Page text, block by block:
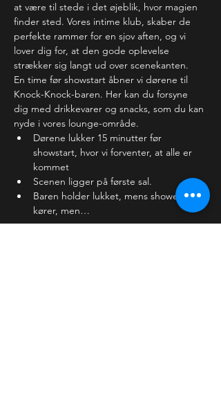
at være til stede i det øjeblik, hvor magien
finder sted. Vores intime klub, skaber de
perfekte rammer for en sjov aften, og vi
lover dig for, at den gode oplevelse
strækker sig langt ud over scenekanten.
En time før showstart åbner vi dørene til
Knock-Knock-baren. Her kan du forsyne
dig med drikkevarer og snacks, som du kan
nyde i vores lounge-område.
Dørene lukker 15 minutter før
showstart, hvor vi forventer, at alle er
kommet
Scenen ligger på første sal.
Baren holder lukket, mens showet
kører, men…